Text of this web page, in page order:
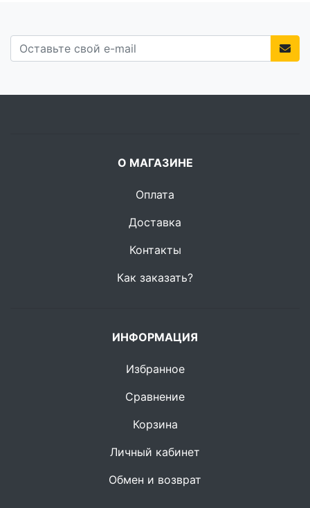
О МАГАЗИНЕ
Оплата
Доставка
Контакты
Как заказать?
ИНФОРМАЦИЯ
Избранное
Сравнение
Корзина
Личный кабинет
Обмен и возврат